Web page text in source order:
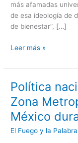
más afamadas
de esa ideología de
de bienestar”, […]
Leer más »
Política
Zona
México
El Fuego y la Palabra
Política
nacional
de
vivienda
en